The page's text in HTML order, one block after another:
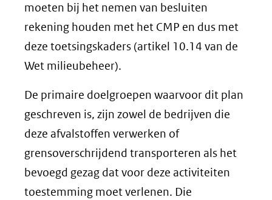
moeten bij het nemen van besluiten
rekening houden met het CMP en dus met
deze toetsingskaders (artikel 10.14 van de
Wet milieubeheer).
De primaire doelgroepen waarvoor dit plan
geschreven is, zijn zowel de bedrijven die
deze afvalstoffen verwerken of
grensoverschrijdend transporteren als het
bevoegd gezag dat voor deze activiteiten
toestemming moet verlenen. Die